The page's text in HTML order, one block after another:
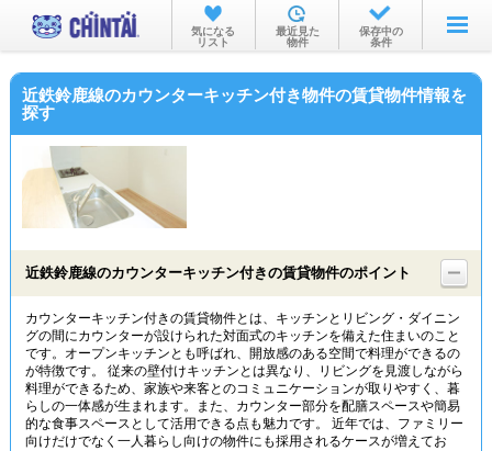
お部屋を探す
沿線・駅から
不動産会社から
TOP
気になる
リスト
最近見た
物件
保存中の
条件
近鉄鈴鹿線のカウンターキッチン付き物件の賃貸物件情報を
探す
近鉄鈴鹿線のカウンターキッチン付きの賃貸物件のポイント
カウンターキッチン付きの賃貸物件とは、キッチンとリビング・ダイニン
グの間にカウンターが設けられた対面式のキッチンを備えた住まいのこと
です。オープンキッチンとも呼ばれ、開放感のある空間で料理ができるの
が特徴です。 従来の壁付けキッチンとは異なり、リビングを見渡しながら
料理ができるため、家族や来客とのコミュニケーションが取りやすく、暮
らしの一体感が生まれます。また、カウンター部分を配膳スペースや簡易
的な食事スペースとして活用できる点も魅力です。 近年では、ファミリー
向けだけでなく一人暮らし向けの物件にも採用されるケースが増えてお